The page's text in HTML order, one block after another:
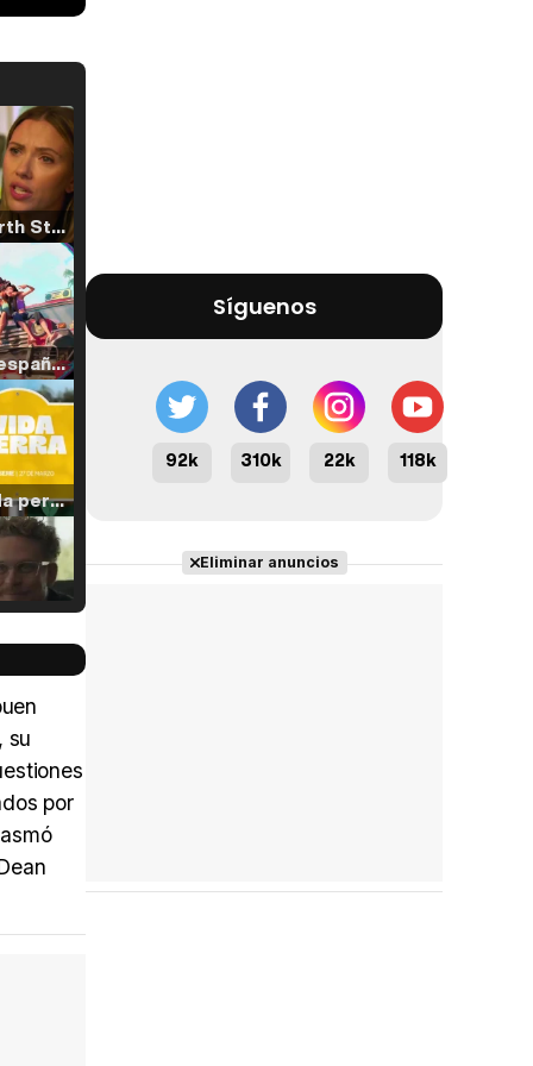
Tráiler 'North Star' (2023)
Tráiler en español de 'La isla olvidada'
Tráiler 'Vida perra' (2026)
Tráiler en español 'Outcome' (2026)
su
por
Síguenos
92k 310k 22k 118k
Eliminar anuncios